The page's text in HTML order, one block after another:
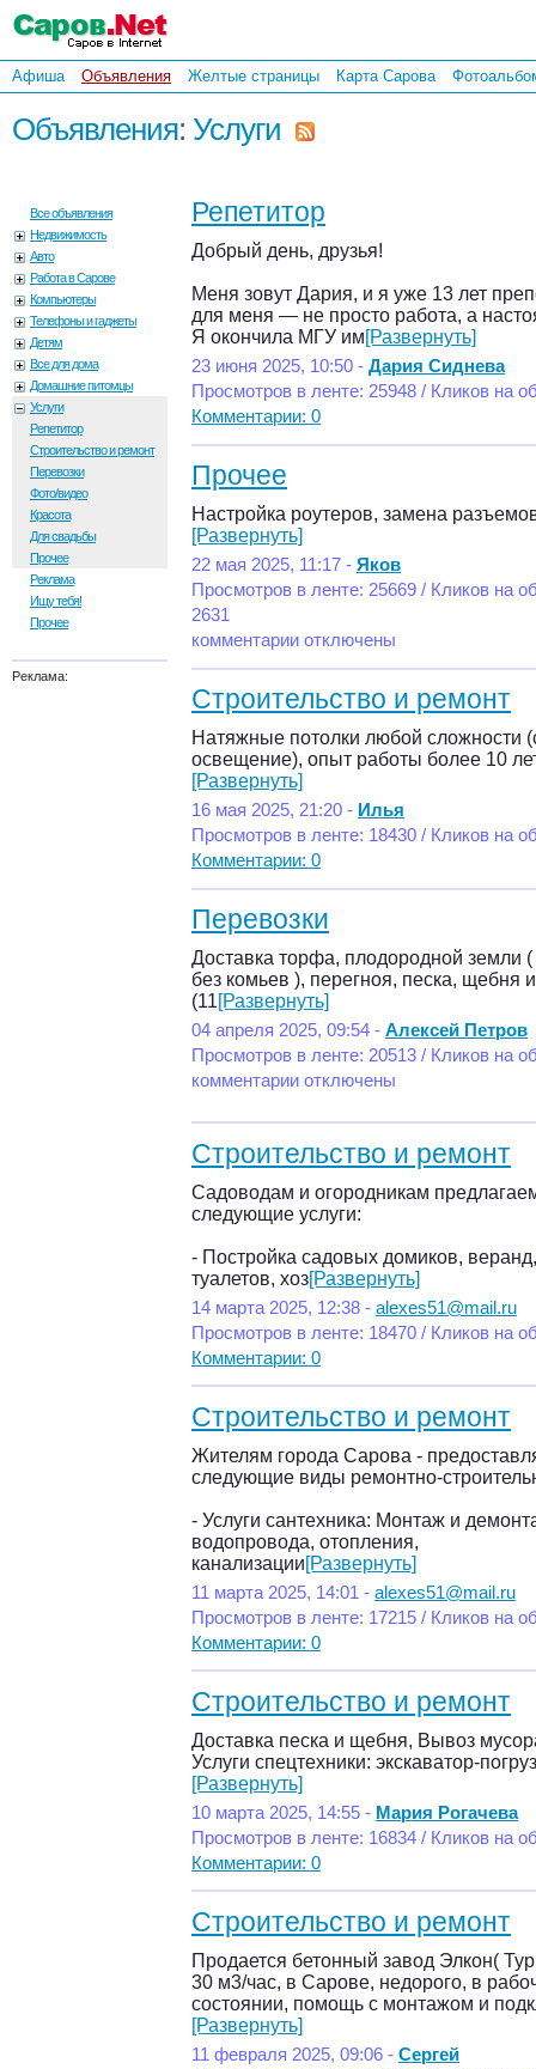
Афиша Объявления Желтые страницы Карта Сарова
Объявления: Услуги
Все объявления
Недвижимость
Авто
Работа в Сарове
Компьютеры
Телефоны и гаджеты
Детям
Все для дома
Домашние питомцы
Услуги
Репетитор
Строительство и ремонт
Перевозки
Фото/видео
Красота
Для свадьбы
Прочее
Реклама
Ищу тебя!
Прочее
Реклама:
Репетитор
Добрый день, друзья!
Меня зовут Дария, и я уже 13 лет
для меня — не просто работа, а
Я окончила МГУ им[Развернуть]
23 июня 2025, 10:50 - Дария Сиднева
Просмотров в ленте: 25948 / Кликов на
Комментарии: 0
Прочее
Настройка роутеров, замена
[Развернуть]
22 мая 2025, 11:17 - Яков
Просмотров в ленте: 25669 / Кликов на
2631
комментарии отключены
Строительство и ремонт
Натяжные потолки любой сложности
освещение), опыт работы более 10
[Развернуть]
16 мая 2025, 21:20 - Илья
Просмотров в ленте: 18430 / Кликов на
Комментарии: 0
Перевозки
Доставка торфа, плодородной земли
без комьев ), перегноя, песка, щебня
(11[Развернуть]
04 апреля 2025, 09:54 - Алексей Петров
Просмотров в ленте: 20513 / Кликов на
комментарии отключены
Строительство и ремонт
Садоводам и огородникам
следующие услуги:
- Постройка садовых домиков,
туалетов, хоз[Развернуть]
14 марта 2025, 12:38 - alexes51@mail.ru
Просмотров в ленте: 18470 / Кликов на
Комментарии: 0
Строительство и ремонт
Жителям города Сарова -
следующие виды ремонтно-
- Услуги сантехника: Монтаж и
водопровода, отопления,
канализации[Развернуть]
11 марта 2025, 14:01 - alexes51@mail.ru
Просмотров в ленте: 17215 / Кликов на
Комментарии: 0
Строительство и ремонт
Доставка песка и щебня, Вывоз
Услуги спецтехники: экскаватор-
[Развернуть]
10 марта 2025, 14:55 - Мария Рогачева
Просмотров в ленте: 16834 / Кликов на
Комментарии: 0
Строительство и ремонт
Продается бетонный завод Элкон(
30 м3/час, в Сарове, недорого, в
состоянии, помощь с монтажом и
[Развернуть]
11 февраля 2025, 09:06 - Сергей